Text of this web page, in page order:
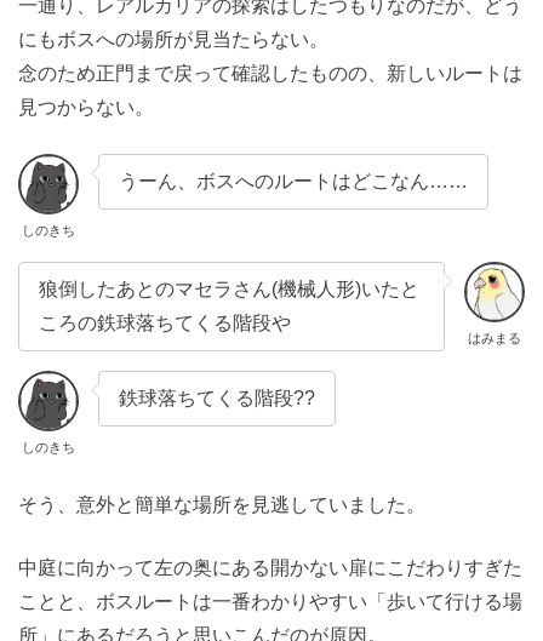
一通り、レアルカリアの探索はしたつもりなのだが、どう
にもボスへの場所が見当たらない。
念のため正門まで戻って確認したものの、新しいルートは
見つからない。
しのきち
うーん、ボスへのルートはどこなん……
はみまる
狼倒したあとのマセラさん(機械人形)いたと
ころの鉄球落ちてくる階段や
しのきち
鉄球落ちてくる階段??
そう、意外と簡単な場所を見逃していました。
中庭に向かって左の奥にある開かない扉にこだわりすぎた
ことと、ボスルートは一番わかりやすい「歩いて行ける場
所」にあるだろうと思いこんだのが原因。